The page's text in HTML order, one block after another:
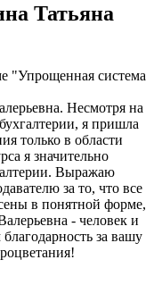
Татьяна
"Упрощенная система
Несмотря на
я пришла
только в области
я значительно
Выражаю
за то, что все
в понятной форме,
- человек и
за вашу